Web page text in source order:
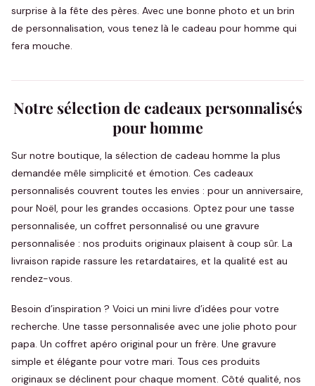
surprise à la fête des pères. Avec une bonne photo et un brin
de personnalisation, vous tenez là le cadeau pour homme qui
fera mouche.
Notre sélection de cadeaux personnalisés
pour homme
Sur notre boutique, la sélection de cadeau homme la plus
demandée mêle simplicité et émotion. Ces cadeaux
personnalisés couvrent toutes les envies : pour un anniversaire,
pour Noël, pour les grandes occasions. Optez pour une tasse
personnalisée, un coffret personnalisé ou une gravure
personnalisée : nos produits originaux plaisent à coup sûr. La
livraison rapide rassure les retardataires, et la qualité est au
rendez-vous.
Besoin d’inspiration ? Voici un mini livre d’idées pour votre
recherche. Une tasse personnalisée avec une jolie photo pour
papa. Un coffret apéro original pour un frère. Une gravure
simple et élégante pour votre mari. Tous ces produits
originaux se déclinent pour chaque moment. Côté qualité, nos